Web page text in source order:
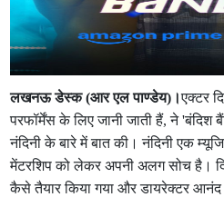
लखनऊ डेस्क (आर एल पाण्डेय)।एक्टर
परफॉर्मेंस के लिए जानी जाती हैं, ने
नंदिनी के बारे में बात की। नंदिनी एक
मेंटरशिप को लेकर अपनी अलग सोच है।
कैसे तैयार किया गया और डायरेक्टर आनंद